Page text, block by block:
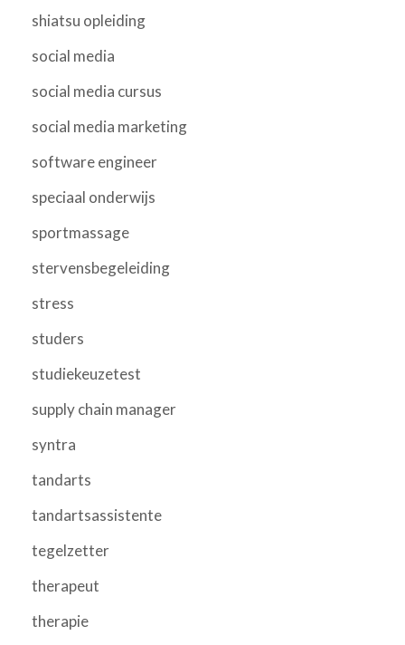
shiatsu opleiding
social media
social media cursus
social media marketing
software engineer
speciaal onderwijs
sportmassage
stervensbegeleiding
stress
studers
studiekeuzetest
supply chain manager
syntra
tandarts
tandartsassistente
tegelzetter
therapeut
therapie